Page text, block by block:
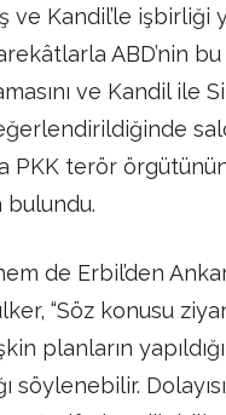
ve Kandil’le
ABD’nin
ve Kandil ile
PKK terör
bulundu.
de Erbil’den
“Söz konusu
planların
söylenebilir.